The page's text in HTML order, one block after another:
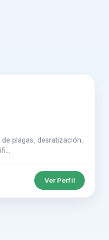
plagas, desratización,
Ver Perfil